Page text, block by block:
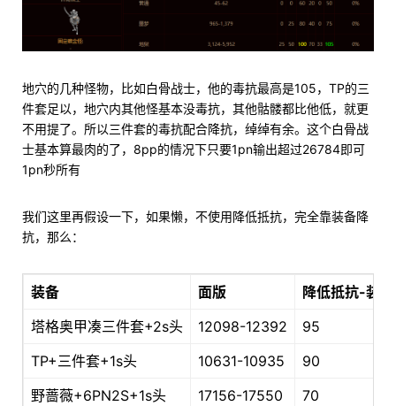
地穴的几种怪物，比如白骨战士，他的毒抗最高是105，TP的三
件套足以，地穴内其他怪基本没毒抗，其他骷髅都比他低，就更
不用提了。所以三件套的毒抗配合降抗，绰绰有余。这个白骨战
士基本算最肉的了，8pp的情况下只要1pn输出超过26784即可
1pn秒所有
我们这里再假设一下，如果懒，不使用降低抵抗，完全靠装备降
抗，那么：
装备 面版
降低抵抗-装
塔格奥甲凑三件套+2s头
12098-12392
95
TP+三件套+1s头
10631-10935
90
野蔷薇+6PN2S+1s头
17156-17550
70